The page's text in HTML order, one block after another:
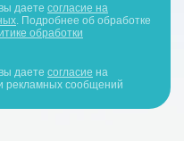
даете согласие на
. Подробнее об обработке
обработки
даете согласие на
рекламных сообщений